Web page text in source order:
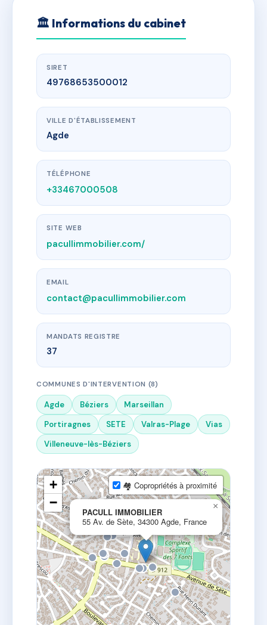
🏛 Informations du cabinet
SIRET
49768653500012
VILLE D'ÉTABLISSEMENT
Agde
TÉLÉPHONE
+33467000508
SITE WEB
pacullimmobilier.com/
EMAIL
contact@pacullimmobilier.com
MANDATS REGISTRE
37
COMMUNES D'INTERVENTION (8)
Agde Béziers
Marseillan
Portiragnes
SETE Valras-Plage
Vias
Villeneuve-lès-Béziers
PACULL IMMOBILIER
55 Av. de Sète, 34300 Agde, France
×
+
−
🏘 Copropriétés à proximité